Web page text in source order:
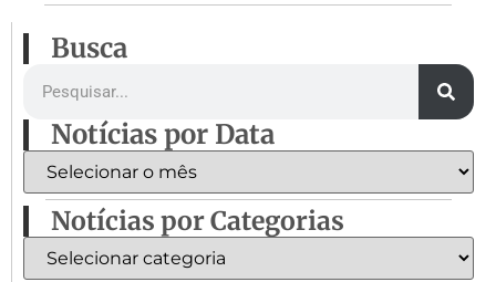
Busca
Notícias por Data
Notícias por Categorias